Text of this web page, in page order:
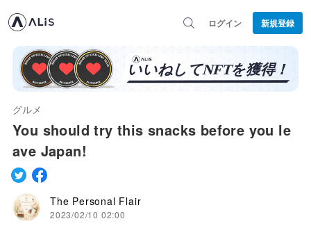
ログイン 新規登録
グルメ
You should try this snacks before you le
ave Japan!
The Personal Flair
2023/02/10 02:00